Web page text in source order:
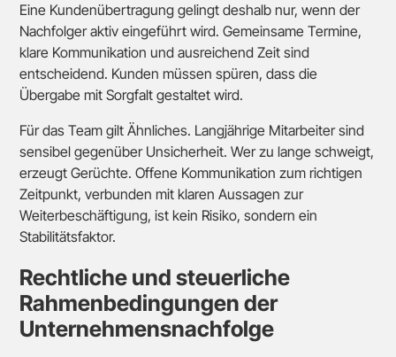
Eine Kundenübertragung gelingt deshalb nur, wenn der
Nachfolger aktiv eingeführt wird. Gemeinsame Termine,
klare Kommunikation und ausreichend Zeit sind
entscheidend. Kunden müssen spüren, dass die
Übergabe mit Sorgfalt gestaltet wird.
Für das Team gilt Ähnliches. Langjährige Mitarbeiter sind
sensibel gegenüber Unsicherheit. Wer zu lange schweigt,
erzeugt Gerüchte. Offene Kommunikation zum richtigen
Zeitpunkt, verbunden mit klaren Aussagen zur
Weiterbeschäftigung, ist kein Risiko, sondern ein
Stabilitätsfaktor.
Rechtliche und steuerliche
Rahmenbedingungen der
Unternehmensnachfolge